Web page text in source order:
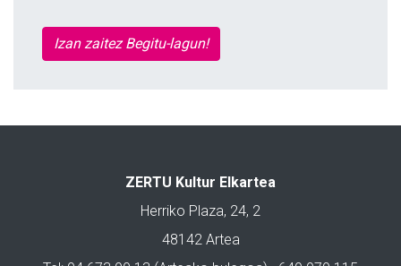
Izan zaitez Begitu-lagun!
ZERTU Kultur Elkartea
Herriko Plaza, 24, 2
48142 Artea